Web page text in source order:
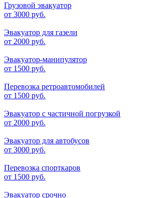
Грузовой эвакуатор
от 3000 руб.
Эвакуатор для газели
от 2000 руб.
Эвакуатор-манипулятор
от 1500 руб.
Перевозка ретроавтомобилей
от 1500 руб.
Эвакуатор с частичной погрузкой
от 2000 руб.
Эвакуатор для автобусов
от 3000 руб.
Перевозка спорткаров
от 1500 руб.
Эвакуатор срочно